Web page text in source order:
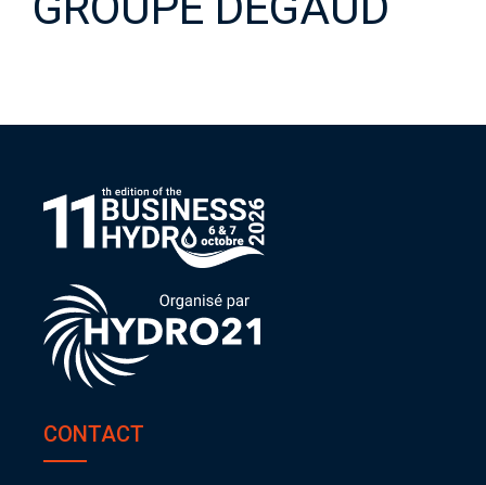
CONTACT